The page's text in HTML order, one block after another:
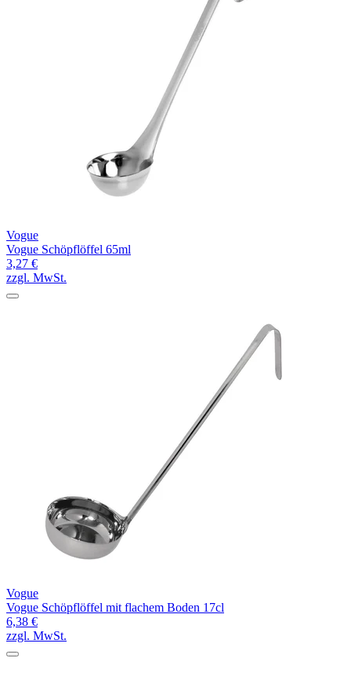
Vogue
Vogue Schöpflöffel 65ml
3,27 €
zzgl. MwSt.
Vogue
Vogue Schöpflöffel mit flachem Boden 17cl
6,38 €
zzgl. MwSt.